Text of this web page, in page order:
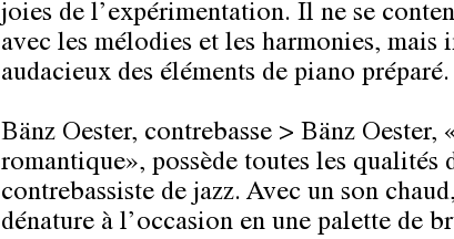
joies de l’expérimentation. Il ne se
avec les mélodies et les harmonies, mais
audacieux des éléments de piano préparé.
Bänz Oester, contrebasse > Bänz Oester,
romantique», possède toutes les qualités
contrebassiste de jazz. Avec un son
dénature à l’occasion en une palette de